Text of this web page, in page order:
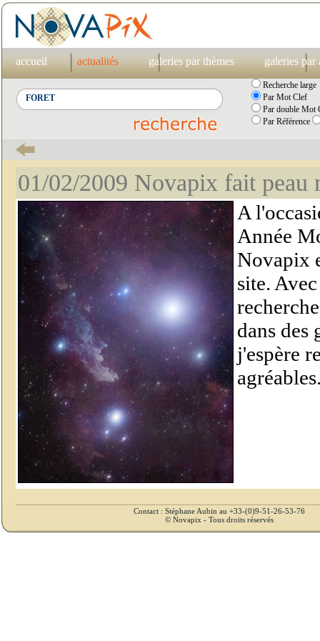
accueil actualités galeries par thèmes galeries par
Recherche large
Par Mot Clef
Par double Mot
Par Référence
01/02/2009 Novapix fait peau
A
Année
Novapix
site.
dans des
j'espère
Contact : Stéphane Aubin au +33-(0)9-51-26-53-76
© Novapix - Tous droits réservés